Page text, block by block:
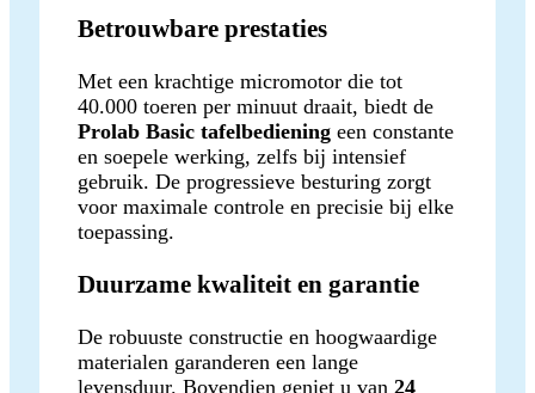
Betrouwbare prestaties
Met een krachtige micromotor die tot
40.000 toeren per minuut draait, biedt de
Prolab Basic tafelbediening een constante
en soepele werking, zelfs bij intensief
gebruik. De progressieve besturing zorgt
voor maximale controle en precisie bij elke
toepassing.
Duurzame kwaliteit en garantie
De robuuste constructie en hoogwaardige
materialen garanderen een lange
levensduur. Bovendien geniet u van 24